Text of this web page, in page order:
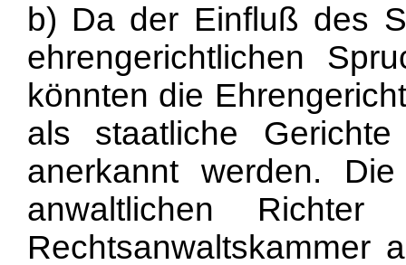
b) Da der Einfluß des
ehrengerichtlichen
könnten die
als staatliche
anerkannt werden.
anwaltlichen
Rechtsanwaltskammer